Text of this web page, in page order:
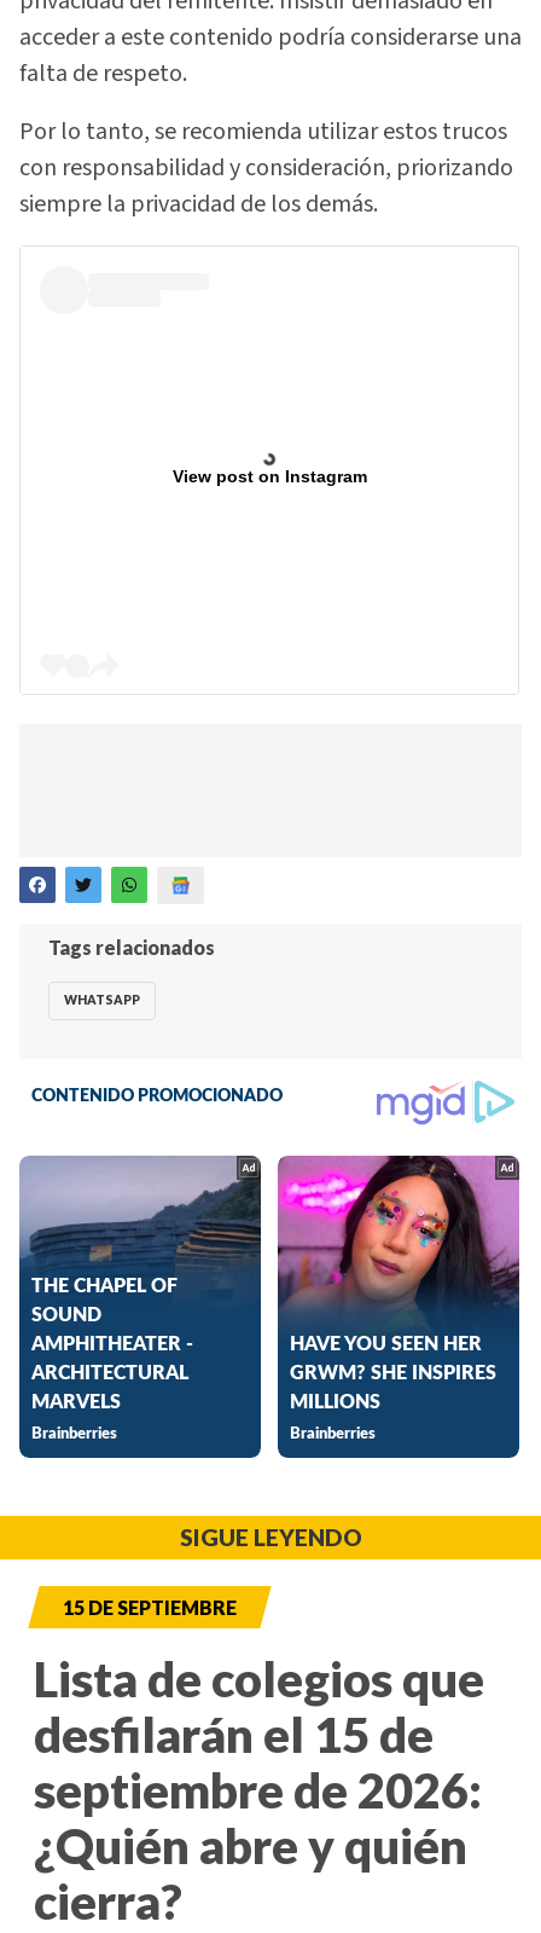
acceder a este contenido podría considerarse una
falta de respeto.
Por lo tanto, se recomienda utilizar estos trucos
con responsabilidad y consideración, priorizando
siempre la privacidad de los demás.
View post on Instagram
Tags relacionados
WHATSAPP
SIGUE LEYENDO
15 DE SEPTIEMBRE
Lista de colegios que
desfilarán el 15 de
septiembre de 2026:
¿Quién abre y quién
cierra?